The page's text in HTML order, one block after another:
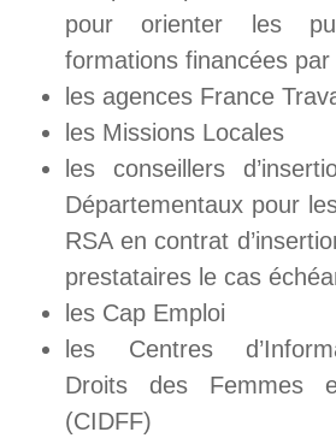
pour orienter les
formations financées par
les agences France
les Missions Locales
les conseillers
Départementaux pour
RSA en contrat
prestataires le cas
les Cap Emploi
les Centres
Droits des Femmes
(CIDFF)